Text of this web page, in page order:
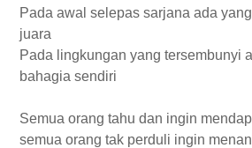
Pada awal selepas sarjana ada
juara
Pada lingkungan yang tersembunyi
bahagia sendiri
Semua orang tahu dan ingin
semua orang tak perduli ingin